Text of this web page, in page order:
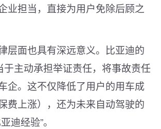
业担当，直接为用户免除后顾之
层面也具有深远意义。比亚迪的
于主动承担举证责任，将事故责任
企。这不仅降低了用户的用车成
费上涨），还为未来自动驾驶的
迪经验”。